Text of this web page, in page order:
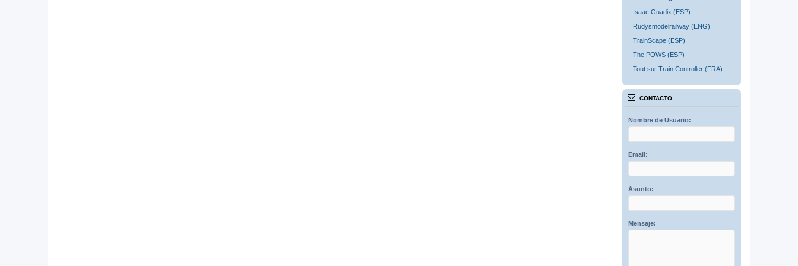
Isaac Guadix (ESP)
Rudysmodelrailway (ENG)
TrainScape (ESP)
The POWS (ESP)
Tout sur Train Controller (FRA)
CONTACTO
Nombre de Usuario:
Email:
Asunto:
Mensaje: